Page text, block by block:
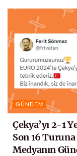
GÜNDEM
Çekya’yı 2-1
Son 16
Medyanın